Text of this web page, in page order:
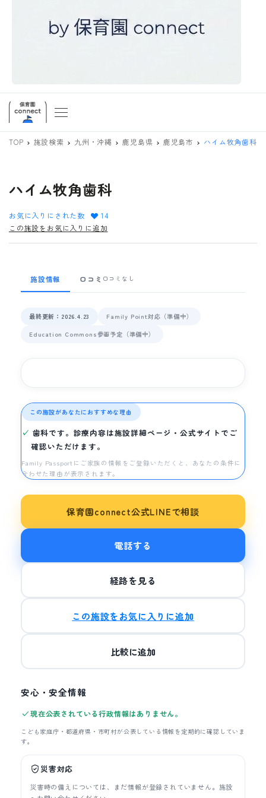
TOP 施設検索 九州・沖縄 鹿児島県 鹿児島市 ハイム牧角歯科
ハイム牧角歯科
お気に入りにされた数
14
この施設をお気に入りに追加
施設情報 口コミ 口コミなし
最終更新：2026.4.23
Family Point対応（準備中）
Education Commons参画予定（準備中）
この施設があなたにおすすめな理由
歯科です。診療内容は施設詳細ページ・公式サイトでご
確認いただけます。
Family Passportにご家族の情報をご登録いただくと、あなたの条件に
合わせた理由が表示されます。
保育園connect公式LINEで相談
電話する
経路を見る
この施設をお気に入りに追加
比較に追加
安心・安全情報
現在公表されている行政情報はありません。
こども家庭庁・都道府県・市町村が公表している情報を定期的に確認していま
す。
災害対応
災害時の備えについては、まだ情報が登録されていません。施設